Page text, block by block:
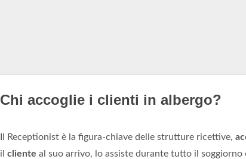
Chi accoglie i clienti in albergo?
Il Receptionist è la figura-chiave delle strutture ricettive,
il cliente al suo arrivo, lo assiste durante tutto il soggiorno